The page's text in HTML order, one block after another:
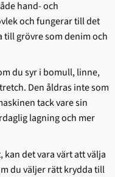
hand- och
och fungerar till det
till grövre som denim och
du syr i bomull, linne,
Den åldras inte som
tack vare sin
lagning och mer
det vara värt att välja
du väljer rätt krydda till